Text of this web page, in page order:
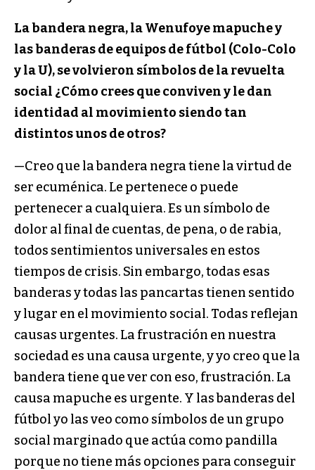
La bandera negra, la Wenufoye mapuche y
las banderas de equipos de fútbol (Colo-Colo
y la U), se volvieron símbolos de la revuelta
social ¿Cómo crees que conviven y le dan
identidad al movimiento siendo tan
distintos unos de otros?
—Creo que la bandera negra tiene la virtud de
ser ecuménica. Le pertenece o puede
pertenecer a cualquiera. Es un símbolo de
dolor al final de cuentas, de pena, o de rabia,
todos sentimientos universales en estos
tiempos de crisis. Sin embargo, todas esas
banderas y todas las pancartas tienen sentido
y lugar en el movimiento social. Todas reflejan
causas urgentes. La frustración en nuestra
sociedad es una causa urgente, y yo creo que la
bandera tiene que ver con eso, frustración. La
causa mapuche es urgente. Y las banderas del
fútbol yo las veo como símbolos de un grupo
social marginado que actúa como pandilla
porque no tiene más opciones para conseguir